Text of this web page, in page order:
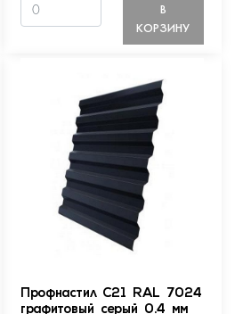
В
КОРЗИНУ
Профнастил С21 RAL 7024
графитовый серый 0.4 мм